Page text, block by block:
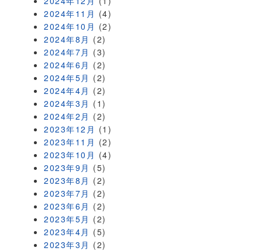
2024年11月 (4)
2024年10月 (2)
2024年8月 (2)
2024年7月 (3)
2024年6月 (2)
2024年5月 (2)
2024年4月 (2)
2024年3月 (1)
2024年2月 (2)
2023年12月 (1)
2023年11月 (2)
2023年10月 (4)
2023年9月 (5)
2023年8月 (2)
2023年7月 (2)
2023年6月 (2)
2023年5月 (2)
2023年4月 (5)
2023年3月 (2)